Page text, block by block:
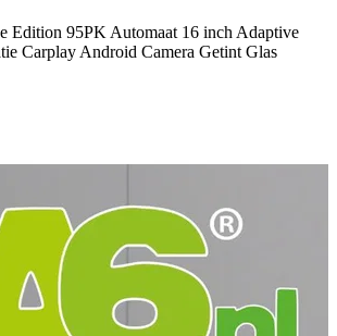
Edition 95PK Automaat 16 inch Adaptive
Carplay Android Camera Getint Glas